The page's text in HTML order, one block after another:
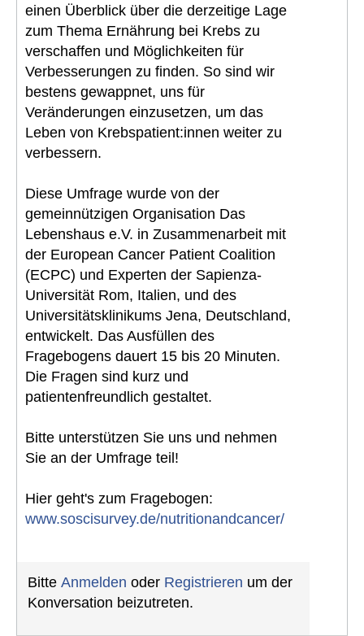
einen Überblick über die derzeitige Lage
zum Thema Ernährung bei Krebs zu
verschaffen und Möglichkeiten für
Verbesserungen zu finden. So sind wir
bestens gewappnet, uns für
Veränderungen einzusetzen, um das
Leben von Krebspatient:innen weiter zu
verbessern.
Diese Umfrage wurde von der
gemeinnützigen Organisation Das
Lebenshaus e.V. in Zusammenarbeit mit
der European Cancer Patient Coalition
(ECPC) und Experten der Sapienza-
Universität Rom, Italien, und des
Universitätsklinikums Jena, Deutschland,
entwickelt. Das Ausfüllen des
Fragebogens dauert 15 bis 20 Minuten.
Die Fragen sind kurz und
patientenfreundlich gestaltet.
Bitte unterstützen Sie uns und nehmen
Sie an der Umfrage teil!
Hier geht's zum Fragebogen:
www.soscisurvey.de/nutritionandcancer/
Bitte Anmelden oder Registrieren um der
Konversation beizutreten.